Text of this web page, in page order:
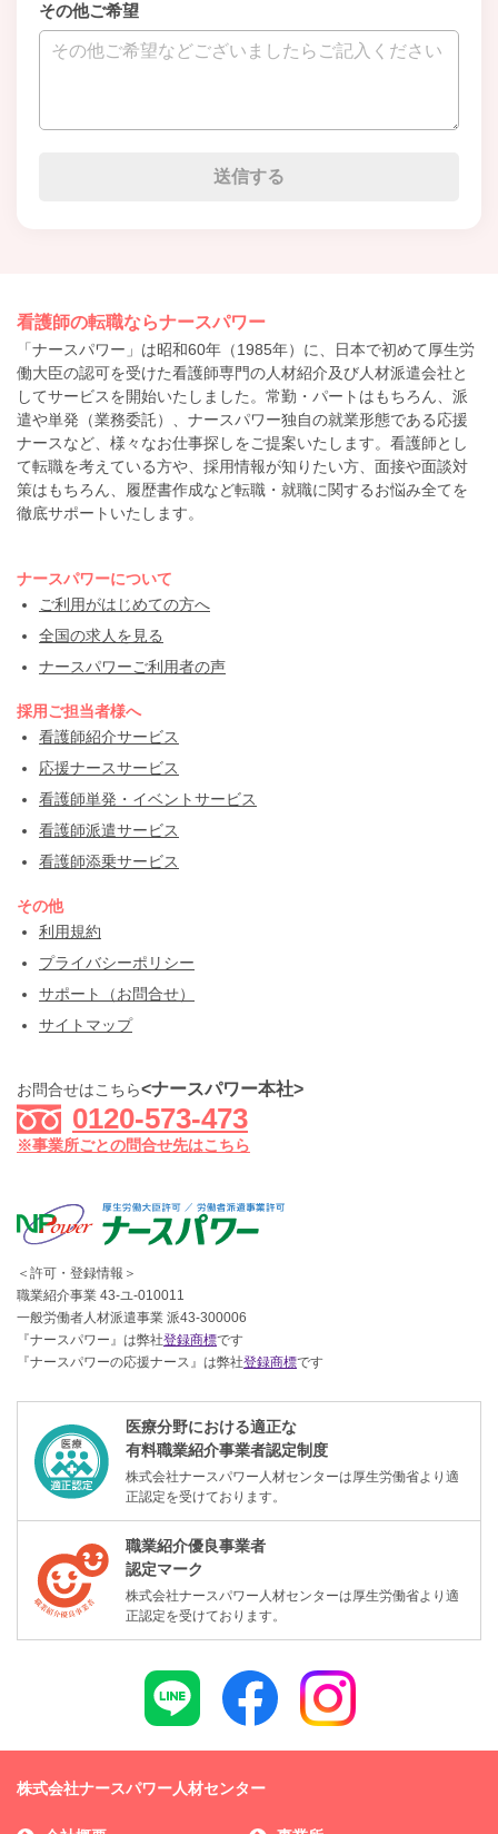
その他ご希望
看護師の転職ならナースパワー
「ナースパワー」は昭和60年（1985年）に、日本で初めて厚生労
働大臣の認可を受けた看護師専門の人材紹介及び人材派遣会社と
してサービスを開始いたしました。常勤・パートはもちろん、派
遣や単発（業務委託）、ナースパワー独自の就業形態である応援
ナースなど、様々なお仕事探しをご提案いたします。看護師とし
て転職を考えている方や、採用情報が知りたい方、面接や面談対
策はもちろん、履歴書作成など転職・就職に関するお悩み全てを
徹底サポートいたします。
ナースパワーについて
ご利用がはじめての方へ
全国の求人を見る
ナースパワーご利用者の声
採用ご担当者様へ
看護師紹介サービス
応援ナースサービス
看護師単発・イベントサービス
看護師派遣サービス
看護師添乗サービス
その他
利用規約
プライバシーポリシー
サポート（お問合せ）
サイトマップ
お問合せはこちら<ナースパワー本社>
0120-573-473
※事業所ごとの問合せ先はこちら
＜許可・登録情報＞
職業紹介事業 43-ユ-010011
一般労働者人材派遣事業 派43-300006
『ナースパワー』は弊社登録商標です
『ナースパワーの応援ナース』は弊社登録商標です
医療分野における適正な
有料職業紹介事業者認定制度
株式会社ナースパワー人材センターは厚生労働省より適
正認定を受けております。
職業紹介優良事業者
認定マーク
株式会社ナースパワー人材センターは厚生労働省より適
正認定を受けております。
株式会社ナースパワー人材センター